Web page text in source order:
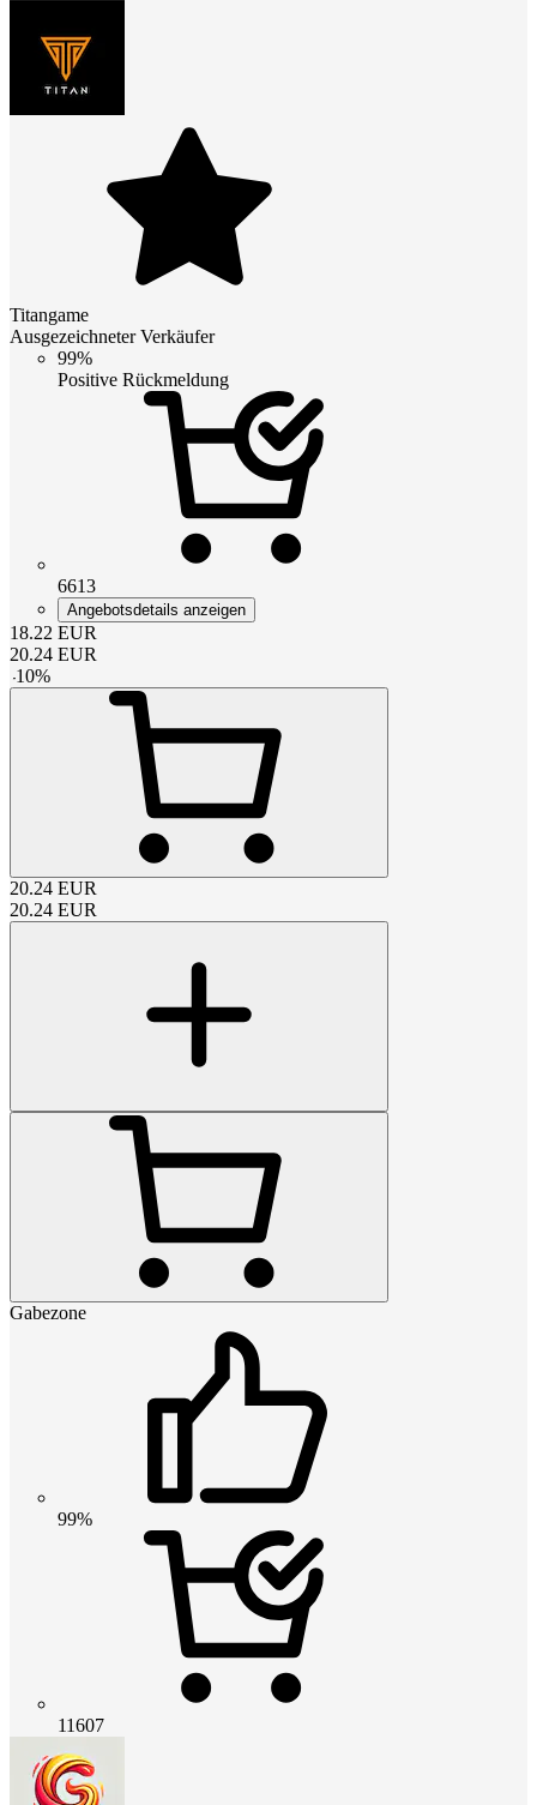
Titangame
Ausgezeichneter Verkäufer
99%
Positive Rückmeldung
6613
Angebotsdetails anzeigen
18.22 EUR
20.24 EUR
-10%
20.24 EUR
20.24 EUR
Gabezone
99%
11607